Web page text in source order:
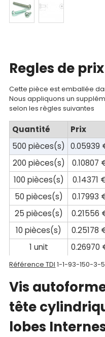
Catalogue
compte
Mon
panier
Contact
Regles de prix
Cette pièce est emballée
Nous appliquons un
selon les règles suivantes
Quantité
Prix
500 pièces(s)
0.05939
200 pièces(s)
0.10807
100 pièces(s)
0.14371
50 pièces(s)
0.17993
25 pièces(s)
0.21556
10 pièces(s)
0.25178
1 unit
0.26970
Référence TDI 1-1-93-150-3-
Vis
tête
lobes